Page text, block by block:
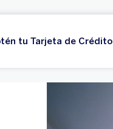
tu Tarjeta de Crédito